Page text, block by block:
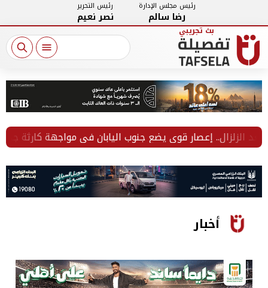
رئيس مجلس الإدارة
رضا سالم
رئيس التحرير
نصر نعيم
إعصار قوي يضع جنوب اليابان في مواجهة كارثة جديدة
أخبار